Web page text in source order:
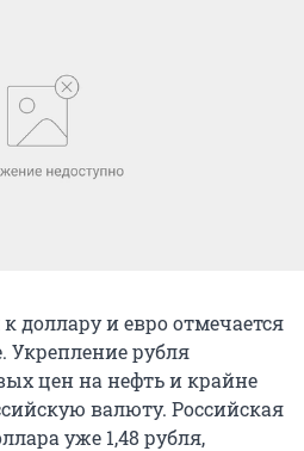
доллару и евро отмечается
Укрепление рубля
цен на нефть и крайне
валюту. Российская
уже 1,48 рубля,